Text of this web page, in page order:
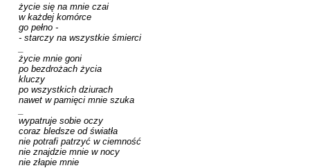
życie się na mnie czai
w każdej komórce
go pełno -
- starczy na wszystkie śmierci
życie mnie goni
po bezdrożach życia
kluczy
po wszystkich dziurach
nawet w pamięci mnie szuka
wypatruje sobie oczy
coraz bledsze od światła
nie potrafi patrzyć w ciemność
nie znajdzie mnie w nocy
nie złapie mnie